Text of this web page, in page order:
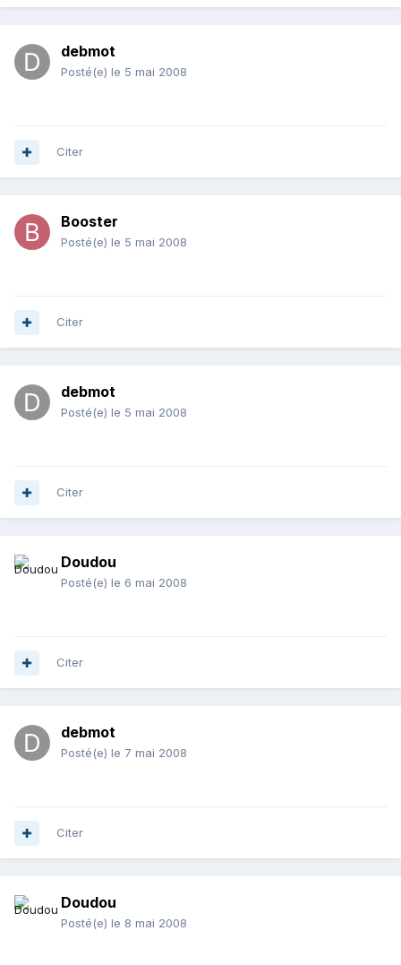
debmot
Posté(e) le 5 mai 2008
Citer
Booster
Posté(e) le 5 mai 2008
Citer
debmot
Posté(e) le 5 mai 2008
Citer
Doudou
Posté(e) le 6 mai 2008
Citer
debmot
Posté(e) le 7 mai 2008
Citer
Doudou
Posté(e) le 8 mai 2008